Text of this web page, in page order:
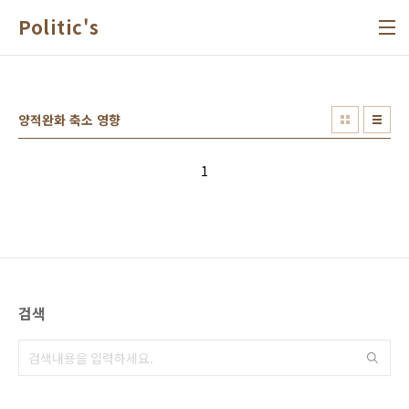
Politic's
양적완화 축소 영향
1
검색